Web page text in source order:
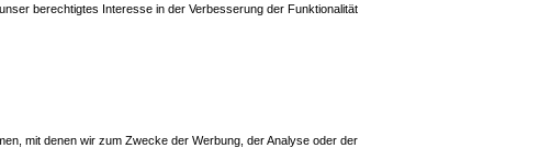
berechtigtes Interesse in der Verbesserung der Funktionalität
mit denen wir zum Zwecke der Werbung, der Analyse oder der